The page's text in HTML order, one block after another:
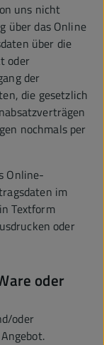
uns nicht
über das Online
über die
oder
der
die gesetzlich
nochmals per
Online-
im
Textform
oder
oder
oder